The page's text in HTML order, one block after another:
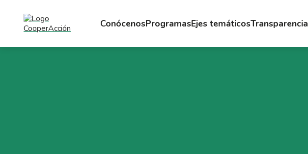
ConócenosProgramasEjes temáticosTransparencia